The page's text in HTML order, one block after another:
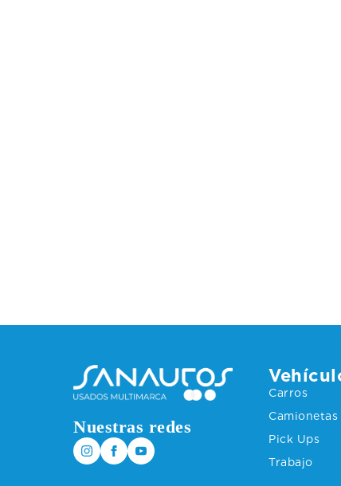
Nuestras redes
Carros
Camionetas
Pick Ups
Trabajo